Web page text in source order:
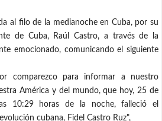
al filo de la medianoche en Cuba, por su
de Cuba, Raúl Castro, a través de la
emocionado, comunicando el siguiente
comparezco para informar a nuestro
América y del mundo, que hoy, 25 de
10:29 horas de la noche, falleció el
cubana, Fidel Castro Ruz",